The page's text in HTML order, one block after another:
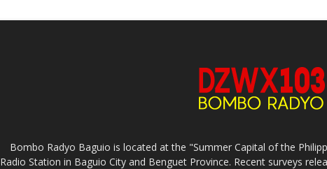
Bombo Radyo Baguio is located at the "Summer Capital of the
Radio Station in Baguio City and Benguet Province. Recent surveys